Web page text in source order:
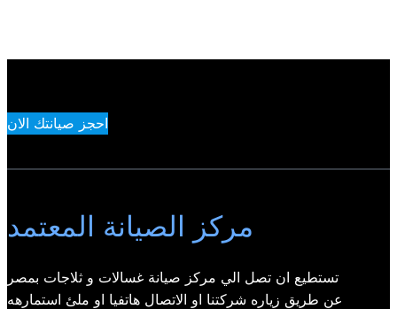
احجز صيانتك الان
مركز الصيانة المعتمد
تستطيع ان تصل الي مركز صيانة غسالات و ثلاجات بمصر
عن طريق زياره شركتنا او الاتصال هاتفيا او ملئ استمارهه